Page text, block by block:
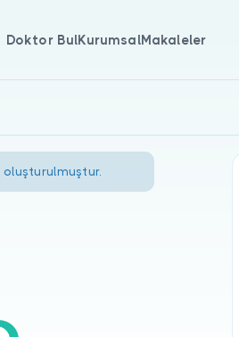
Doktor BulKurumsalMakaleler